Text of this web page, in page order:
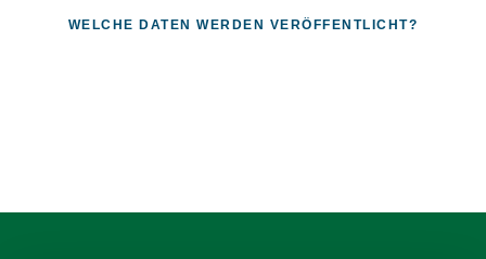
WELCHE DATEN WERDEN VERÖFFENTLICHT?